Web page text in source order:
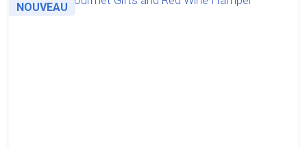
NOUVEAU